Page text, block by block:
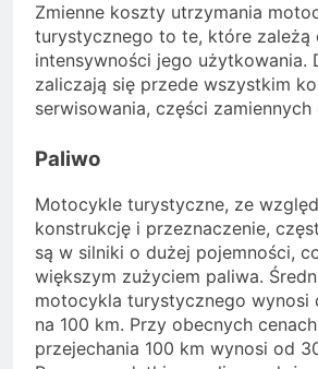
Zmienne koszty utrzymania
turystycznego to te, które zależą
intensywności jego użytkowania.
zaliczają się przede wszystkim
serwisowania, części
Paliwo
Motocykle turystyczne, ze
konstrukcję i przeznaczenie,
są w silniki o dużej pojemności,
większym zużyciem paliwa.
motocykla turystycznego
na 100 km. Przy obecnych
przejechania 100 km wynosi od